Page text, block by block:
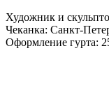
Художник и
Чеканка: Санкт-
Оформление гурта: